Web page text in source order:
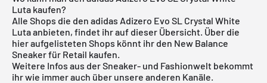
Luta kaufen?
Alle Shops die den adidas Adizero Evo SL Crystal White
Luta anbieten, findet ihr auf dieser Übersicht. Über die
hier aufgelisteten Shops könnt ihr den New Balance
Sneaker für Retail kaufen.
Weitere Infos aus der Sneaker- und Fashionwelt bekommt
ihr wie immer auch über unsere anderen Kanäle.